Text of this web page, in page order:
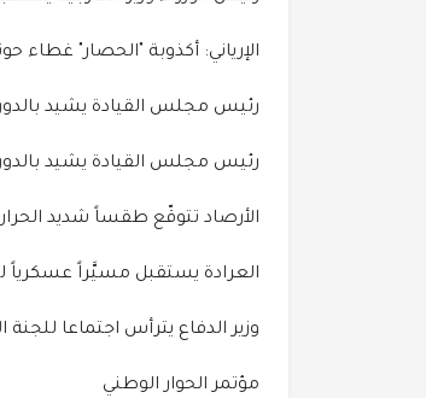
الإرياني: أكذوبة "الحصار" غطاء
رئيس مجلس القيادة يشيد
رئيس مجلس القيادة يشيد
الأرصاد تتوقّع طقساً شديد
العرادة يستقبل مسيَّراً عسكرياً
وزير الدفاع يترأس اجتماعا للجنة
مؤتمر الحوار الوطني